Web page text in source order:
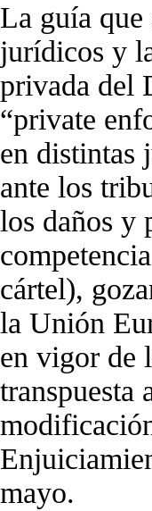
La guía que
jurídicos y
privada del
“private
en distintas
ante los
los daños y
cártel),
la Unión
en vigor de
transpuesta
mayo.